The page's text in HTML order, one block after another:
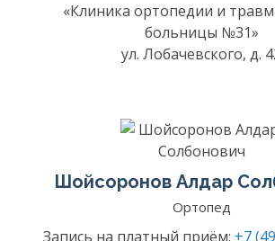
«Клиника ортопедии и
больницы №31»
ул. Лобачевского, д.
Шойсоронов Алдар
Ортопед
Запись на платный приём: +7